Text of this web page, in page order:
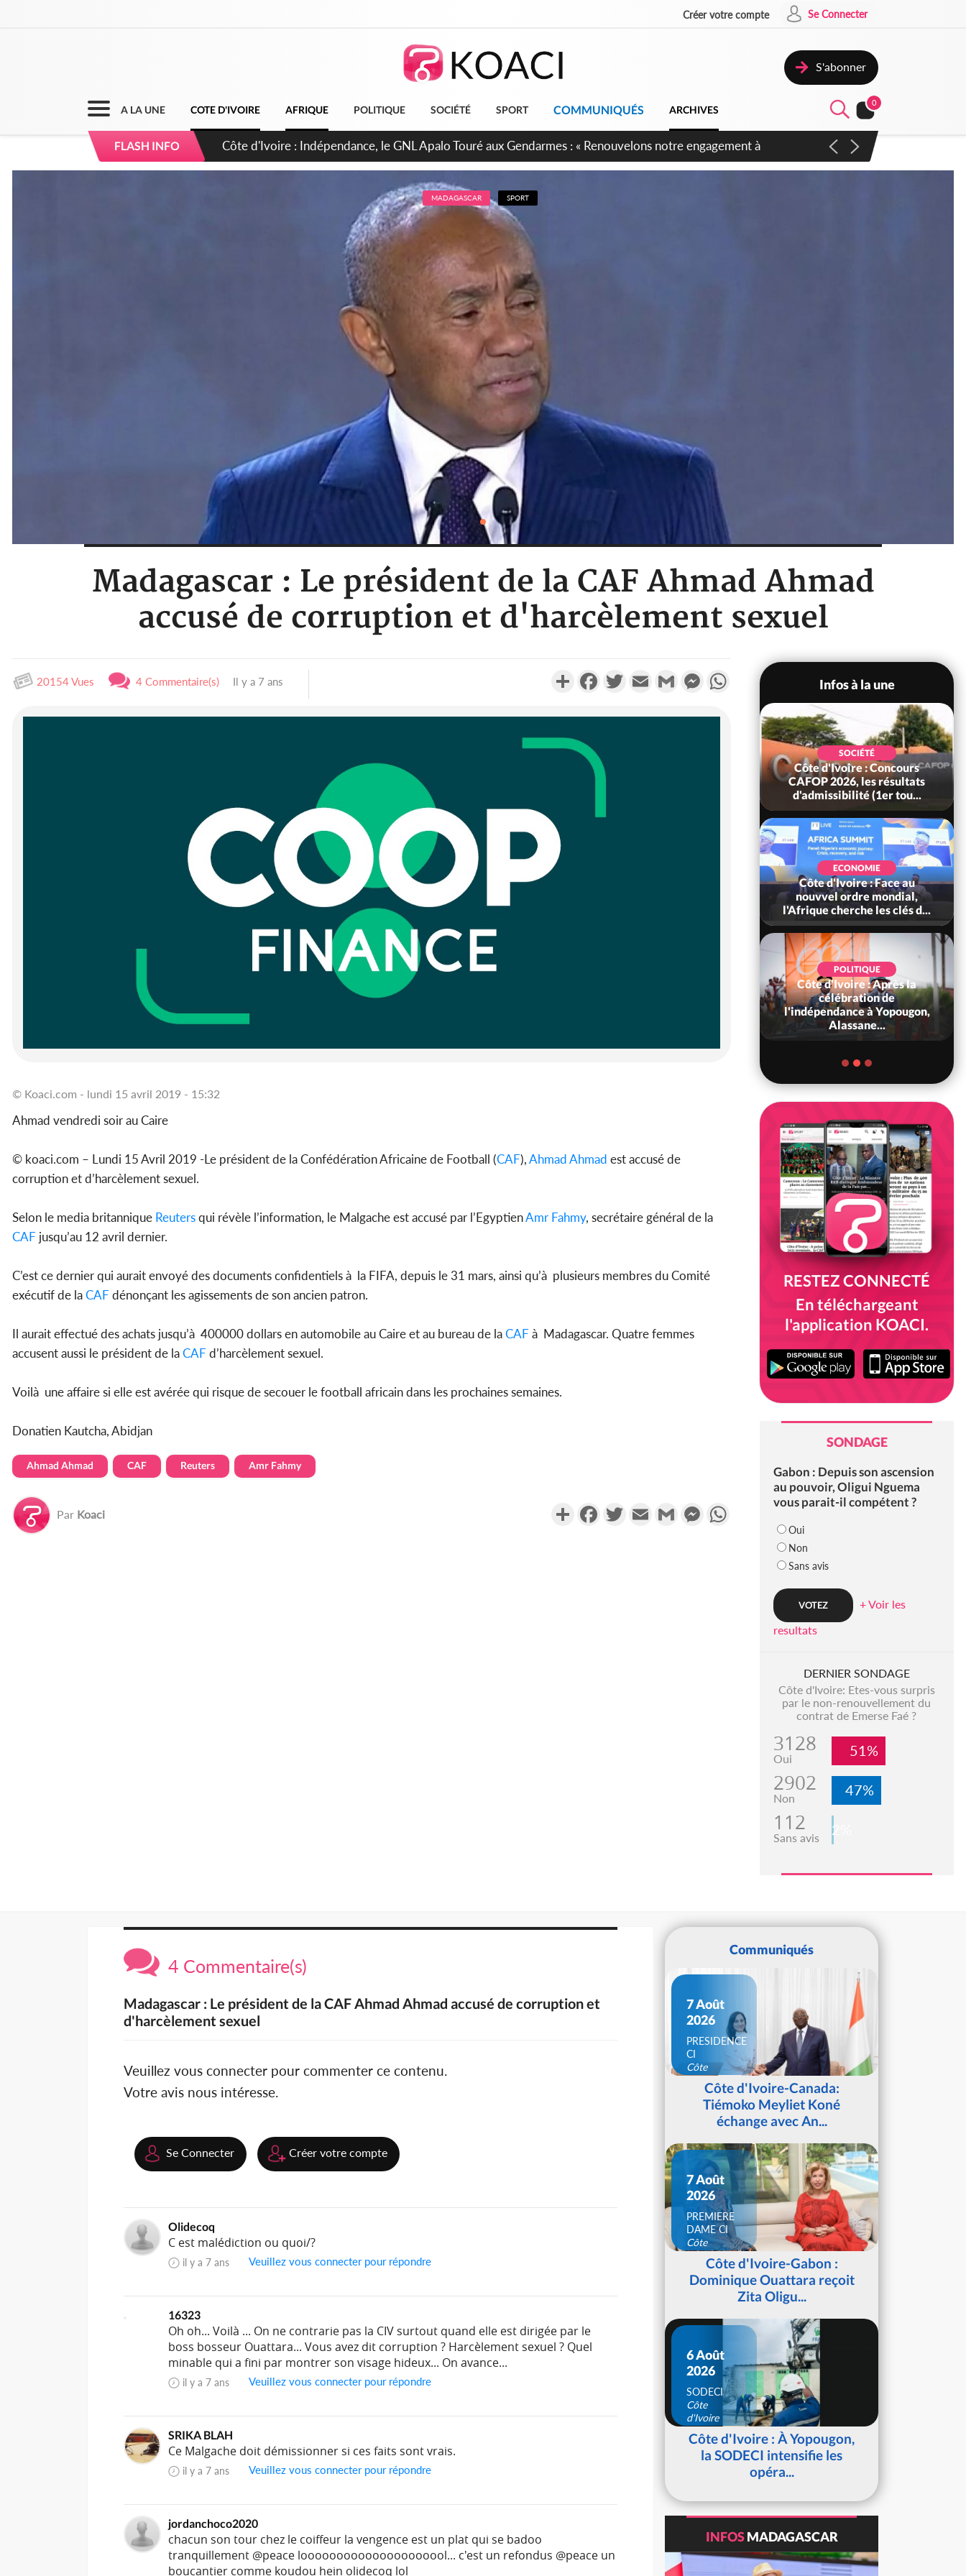
Créer votre compte Se Connecter
S'abonner
A LA UNE COTE D'IVOIRE AFRIQUE POLITIQUE SOCIÉTÉ SPORT COMMUNIQUÉS ARCHIVES
0
FLASH INFO
Sierra Leone : Un projet de réforme constitutionnelle en gestation, points clés des amendements, un exclu
d'avance
MADAGASCAR SPORT
Madagascar : Le président de la CAF Ahmad Ahmad
accusé de corruption et d'harcèlement sexuel
20154 Vues 4 Commentaire(s) Il y a 7 ans PartagerFacebookTwitterEmail Gmail MessengerWhatsApp
© Koaci.com - lundi 15 avril 2019 - 15:32
Ahmad vendredi soir au Caire
© koaci.com – Lundi 15 Avril 2019 -Le président de la Confédération Africaine de Football (CAF),Ahmad Ahmad est accusé de
corruption et d’harcèlement sexuel.
Selon le media britannique Reutersqui révèle l’information, le Malgache est accusé par l’EgyptienAmr Fahmy, secrétaire général de la
CAF jusqu’au 12 avril dernier.
C’est ce dernier qui aurait envoyé des documents confidentiels à la FIFA, depuis le 31 mars, ainsi qu’à plusieurs membres du Comité
exécutif de laCAF dénonçant les agissements de son ancien patron.
Il aurait effectué des achats jusqu’à 400000 dollars en automobile au Caire et au bureau de laCAF à Madagascar. Quatre femmes
accusent aussi le président de laCAF d’harcèlement sexuel.
Voilà une affaire si elle est avérée qui risque de secouer le football africain dans les prochaines semaines.
Donatien Kautcha, Abidjan
Ahmad Ahmad CAF Reuters Amr Fahmy
Par Koaci PartagerFacebookTwitterEmail Gmail MessengerWhatsApp
Infos à la une
Côte d'Ivoire : Leleblé, le
Commandant KOUAME
Djahan Norbert, Nouveau
SOCIÉTÉ
Côte d'Ivoire : Concours
CAFOP 2026, les résultats
d'admissibilité (1er tou...
ECONOMIE
Côte d'Ivoire : Face au
nouvvel ordre mondial,
l'Afrique cherche les clés d...
POLITIQUE
Côte d'Ivoire : Après la
célébration de
l'indépendance à Yopougon,
Alassane...
RESTEZ CONNECTÉ
En téléchargeant
l'application KOACI.
SONDAGE
Gabon : Depuis son ascension
au pouvoir, Oligui Nguema
vous parait-il compétent ?
Oui
Non
Sans avis
+ Voir les
resultats
DERNIER SONDAGE
Côte d'Ivoire: Etes-vous surpris
par le non-renouvellement du
contrat de Emerse Faé ?
3128
Oui 51%
2902
Non 47%
112
Sans avis 2%
4 Commentaire(s)
Madagascar : Le président de la CAF Ahmad Ahmad accusé de corruption et
d'harcèlement sexuel
Veuillez vous connecter pour commenter ce contenu.
Votre avis nous intéresse.
Se Connecter Créer votre compte
Olidecoq
C est malédiction ou quoi/?
il y a 7 ans Veuillez vous connecter pour répondre
16323
Oh oh... Voilà ... On ne contrarie pas la CIV surtout quand elle est dirigée par le
boss bosseur Ouattara... Vous avez dit corruption ? Harcèlement sexuel ? Quel
minable qui a fini par montrer son visage hideux... On avance...
il y a 7 ans Veuillez vous connecter pour répondre
SRIKA BLAH
Ce Malgache doit démissionner si ces faits sont vrais.
il y a 7 ans Veuillez vous connecter pour répondre
jordanchoco2020
chacun son tour chez le coiffeur la vengence est un plat qui se badoo
tranquillement @peace looooooooooooooooooool... c'est un refondus @peace un
boucantier comme koudou hein olidecoq lol
Communiqués
7 Août
2026
PRESIDENCE
CI
Côte
d'IvoireCôte d'Ivoire-Canada:
Tiémoko Meyliet Koné
échange avec An...
7 Août
2026
PREMIERE
DAME CI
Côte
d'IvoireCôte d'Ivoire-Gabon :
Dominique Ouattara reçoit
Zita Oligu...
6 Août
2026
SODECI
Côte
d'Ivoire
Côte d'Ivoire : À Yopougon,
la SODECI intensifie les
opéra...
INFOSMADAGASCAR